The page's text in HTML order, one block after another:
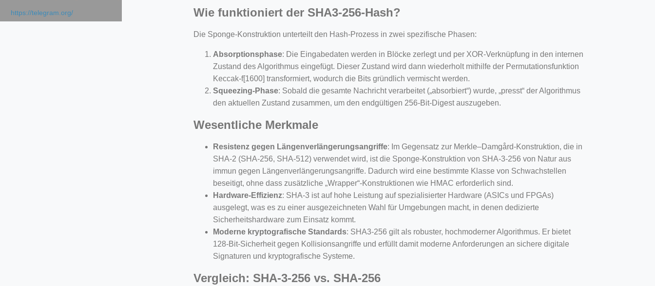
https://telegram.org/ Wie funktioniert der SHA3-256-Hash?
Die Sponge-Konstruktion unterteilt den Hash-Prozess in zwei spezifische Phasen:
Absorptionsphase: Die Eingabedaten werden in Blöcke zerlegt und per XOR-Verknüpfung in den internen
Zustand des Algorithmus eingefügt. Dieser Zustand wird dann wiederholt mithilfe der Permutationsfunktion
Keccak-f[1600] transformiert, wodurch die Bits gründlich vermischt werden.
Squeezing-Phase: Sobald die gesamte Nachricht verarbeitet („absorbiert“) wurde, „presst“ der Algorithmus
den aktuellen Zustand zusammen, um den endgültigen 256-Bit-Digest auszugeben.
Wesentliche Merkmale
Resistenz gegen Längenverlängerungsangriffe: Im Gegensatz zur Merkle–Damgård-Konstruktion, die in
SHA-2 (SHA-256, SHA-512) verwendet wird, ist die Sponge-Konstruktion von SHA-3-256 von Natur aus
immun gegen Längenverlängerungsangriffe. Dadurch wird eine bestimmte Klasse von Schwachstellen
beseitigt, ohne dass zusätzliche „Wrapper“-Konstruktionen wie HMAC erforderlich sind.
Hardware-Effizienz: SHA-3 ist auf hohe Leistung auf spezialisierter Hardware (ASICs und FPGAs)
ausgelegt, was es zu einer ausgezeichneten Wahl für Umgebungen macht, in denen dedizierte
Sicherheitshardware zum Einsatz kommt.
Moderne kryptografische Standards: SHA3-256 gilt als robuster, hochmoderner Algorithmus. Er bietet
128-Bit-Sicherheit gegen Kollisionsangriffe und erfüllt damit moderne Anforderungen an sichere digitale
Signaturen und kryptografische Systeme.
Vergleich: SHA-3-256 vs. SHA-256